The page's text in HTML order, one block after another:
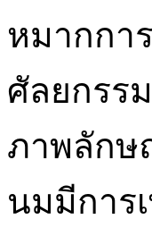
หมากกา
ศัลยกรร
ภาพลักษ
นมมีการ